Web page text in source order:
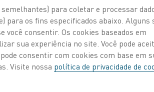
a pegada de carbono
global ao ambicioso
dessa iniciativa é o
é responsável por uma
para coletar e processar
para os fins especificados abaixo. Alguns
você consentir. Os cookies baseados em
sua experiência no site. Você pode
consentir com cookies com base em
Visite nossa política de privacidade de